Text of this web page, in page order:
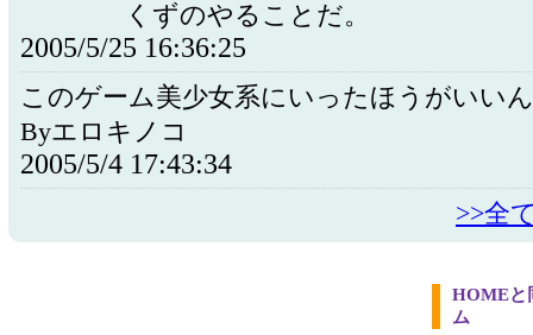
くずのやることだ。
2005/5/25 16:36:25
このゲーム美少女系にいったほうがいい
Byエロキノコ
2005/5/4 17:43:34
>>全
HOMEと
ム